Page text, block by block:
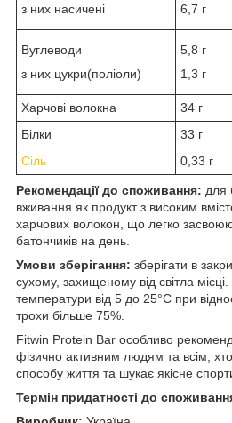
з них насичені
6,7 г
Вуглеводи
з них цукри(поліоли)
5,8 г
1,3 г
Харчові волокна 34 г
Білки
33 г
Сіль
0,33 г
Рекомендації до споживання: для
вживання як продукт з високим
харчових волокон, що легко
батончиків на день.
Умови зберігання: зберігати в
сухому, захищеному від світла місці.
температури від 5 до 25°С при
трохи більше 75%.
Fitwin Protein Bar особливо
фізично активним людям та всім,
способу життя та шукає якісне
Термін придатності до